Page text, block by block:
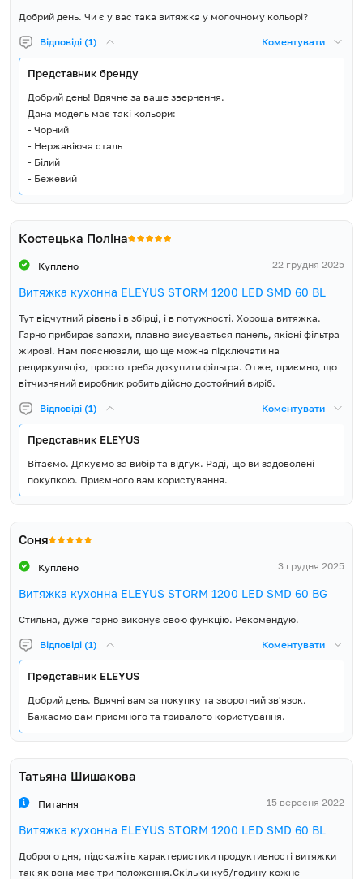
Добрий день. Чи є у вас така витяжка у молочному кольорі?
Відповіді (1) Коментувати
Представник бренду
Добрий день! Вдячне за ваше звернення.
Дана модель має такі кольори:
- Чорний
- Нержавіюча сталь
- Білий
- Бежевий
Костецька Поліна
Куплено 22 грудня 2025
Витяжка кухонна ELEYUS STORM 1200 LED SMD 60 BL
Тут відчутний рівень і в збірці, і в потужності. Хороша витяжка.
Гарно прибирає запахи, плавно висувається панель, якісні фільтра
жирові. Нам пояснювали, що ще можна підключати на
рециркуляцію, просто треба докупити фільтра. Отже, приємно, що
вітчизняний виробник робить дійсно достойний виріб.
Відповіді (1) Коментувати
Представник ELEYUS
Вітаємо. Дякуємо за вибір та відгук. Раді, що ви задоволені
покупкою. Приємного вам користування.
Соня
Куплено 3 грудня 2025
Витяжка кухонна ELEYUS STORM 1200 LED SMD 60 BG
Стильна, дуже гарно виконує свою функцію. Рекомендую.
Відповіді (1) Коментувати
Представник ELEYUS
Добрий день. Вдячні вам за покупку та зворотний зв'язок.
Бажаємо вам приємного та тривалого користування.
Татьяна Шишакова
Питання 15 вересня 2022
Витяжка кухонна ELEYUS STORM 1200 LED SMD 60 BL
Доброго дня, підскажіть характеристики продуктивності витяжки
так як вона має три положення.Скільки куб/годину кожне